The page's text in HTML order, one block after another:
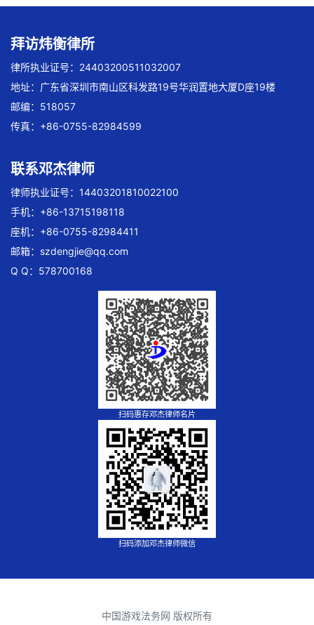
拜访炜衡律所
律所执业证号：24403200511032007
地址：广东省深圳市南山区科发路19号华润置地大厦D座19楼
邮编：518057
传真：+86-0755-82984599
联系邓杰律师
律师执业证号：14403201810022100
手机：+86-13715198118
座机：+86-0755-82984411
邮箱： szdengjie@qq.com
Q Q：578700168
扫码惠存邓杰律师名片
扫码添加邓杰律师微信
中国游戏法务网 版权所有